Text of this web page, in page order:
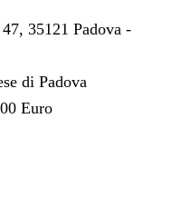
35121 Padova -
di Padova
Euro